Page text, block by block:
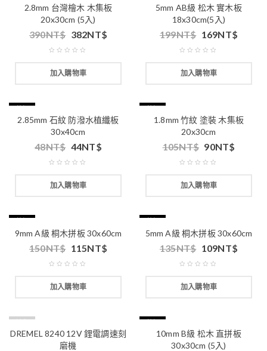
2.8mm 台灣檜木 木集板
20x30cm (5入)
390NT$ 382NT$
加入購物車
5mm AB級 松木 實木板
18x30cm(5入)
199NT$ 169NT$
加入購物車
2.85mm 石紋 防潑水植纖板
30x40cm
48NT$ 44NT$
加入購物車
1.8mm 竹紋 塗裝 木集板
20x30cm
105NT$ 90NT$
加入購物車
9mm A級 桐木拼板 30x60cm
150NT$ 115NT$
加入購物車
5mm A級 桐木拼板 30x60cm
135NT$ 109NT$
加入購物車
DREMEL 8240 12V 鋰電調速刻
磨機
10mm B級 松木 直拼板
30x30cm (5入)